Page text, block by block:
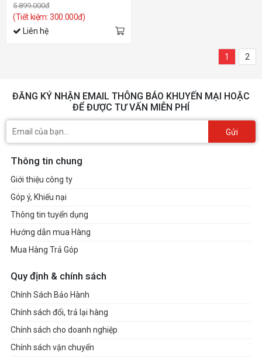
5.899.000đ
(Tiết kiệm: 300.000đ)
Liên hệ
1 2
ĐĂNG KÝ NHẬN EMAIL THÔNG BÁO KHUYẾN MẠI HOẶC
ĐỂ ĐƯỢC TƯ VẤN MIỄN PHÍ
Gửi
Thông tin chung
Giới thiệu công ty
Góp ý, Khiếu nại
Thông tin tuyển dụng
Hướng dẫn mua Hàng
Mua Hàng Trả Góp
Quy định & chính sách
Chính Sách Bảo Hành
Chính sách đổi, trả lại hàng
Chính sách cho doanh nghiệp
Chính sách vận chuyển